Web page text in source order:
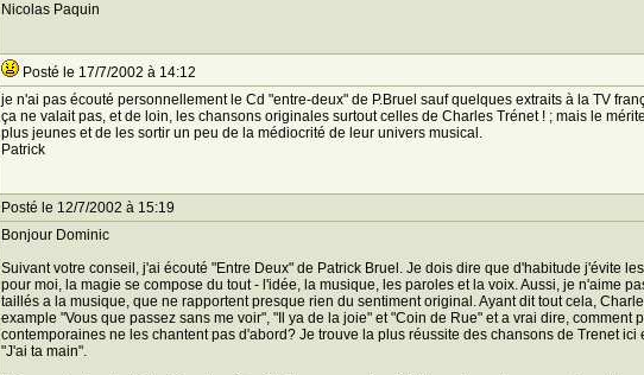
Nicolas Paquin
Posté le 17/7/2002 à 14:12
je n'ai pas écouté personnellement le Cd "entre-deux" de P.Bruel sauf quelques extraits à la TV
ça ne valait pas, et de loin, les chansons originales surtout celles de Charles Trénet ! ; mais le
plus jeunes et de les sortir un peu de la médiocrité de leur univers musical.
Patrick
Posté le 12/7/2002 à 15:19
Bonjour Dominic
Suivant votre conseil, j'ai écouté "Entre Deux" de Patrick Bruel. Je dois dire que d'habitude j'évite
pour moi, la magie se compose du tout - l'idée, la musique, les paroles et la voix. Aussi, je n'aime
taillés a la musique, que ne rapportent presque rien du sentiment original. Ayant dit tout cela,
example "Vous que passez sans me voir", "Il ya de la joie" et "Coin de Rue" et a vrai dire,
contemporaines ne les chantent pas d'abord? Je trouve la plus réussite des chansons de Trenet
"J'ai ta main".